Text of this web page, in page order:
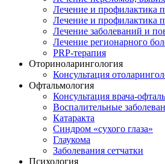
Лечение и профилактика
Лечение и профилактика
Лечение заболеваний и
Лечение регионарного
PRP-терапия
Оториноларингология
Консультация
Офтальмология
Консультация врача-
Воспалительные
Катаракта
Синдром «сухого глаза»
Глаукома
Заболевания сетчатки
Психология